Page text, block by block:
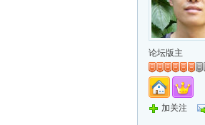
论坛版主
加关注